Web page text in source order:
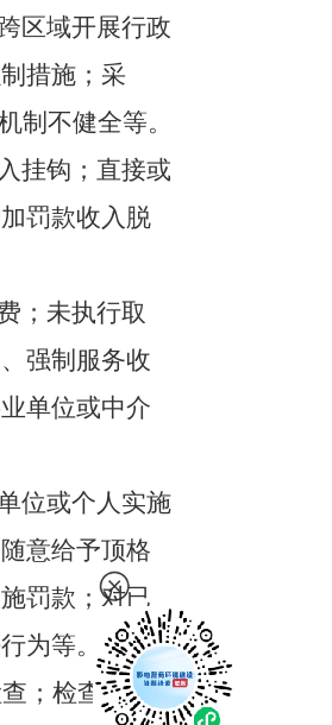
区域开展行政
措施；采
制不健全等。
挂钩；直接或
罚款收入脱
；未执行取
强制服务收
单位或中介
位或个人实施
意给予顶格
罚款；对已
为等。
；检查随意